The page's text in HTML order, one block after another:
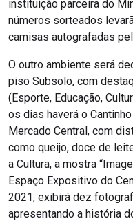
instituição parceira do
números sorteados
camisas autografadas
O outro ambiente será
piso Subsolo, com
(Esporte, Educação,
os dias haverá o
Mercado Central, com
como queijo, doce de
a Cultura, a mostra
Espaço Expositivo do
2021, exibirá dez
apresentando a história